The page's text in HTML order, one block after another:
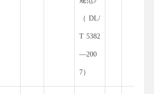
（ DL/
T 5382
—200
7）